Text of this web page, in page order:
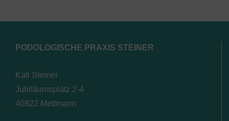
PODOLOGISCHE PRAXIS STEINER
Kati Steiner
Jubiläumsplatz 2-4
40822 Mettmann